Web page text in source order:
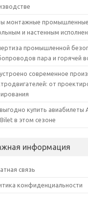
монтажные
и настенным
промышленной
пара и горячей
современное
от
купить авиабилеты
в этом сезоне
информация
связь
конфиденциальности